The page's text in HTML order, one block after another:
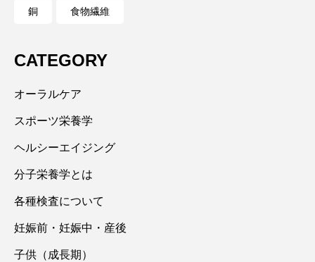
銅 食物繊維
CATEGORY
オーラルケア
スポーツ栄養学
ヘルシーエイジング
分子栄養学とは
各種検査について
妊娠前・妊娠中・産後
子供（成長期）